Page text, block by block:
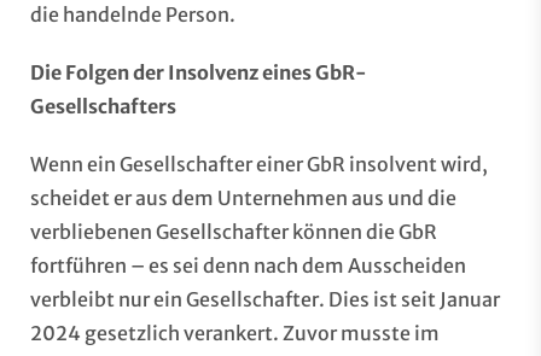
die handelnde Person.
Die Folgen der Insolvenz eines GbR-
Gesellschafters
Wenn ein Gesellschafter einer GbR insolvent wird,
scheidet er aus dem Unternehmen aus und die
verbliebenen Gesellschafter können die GbR
fortführen – es sei denn nach dem Ausscheiden
verbleibt nur ein Gesellschafter. Dies ist seit Januar
2024 gesetzlich verankert. Zuvor musste im